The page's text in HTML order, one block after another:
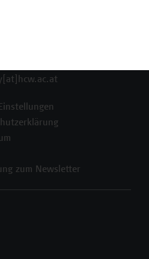
zum Newsletter